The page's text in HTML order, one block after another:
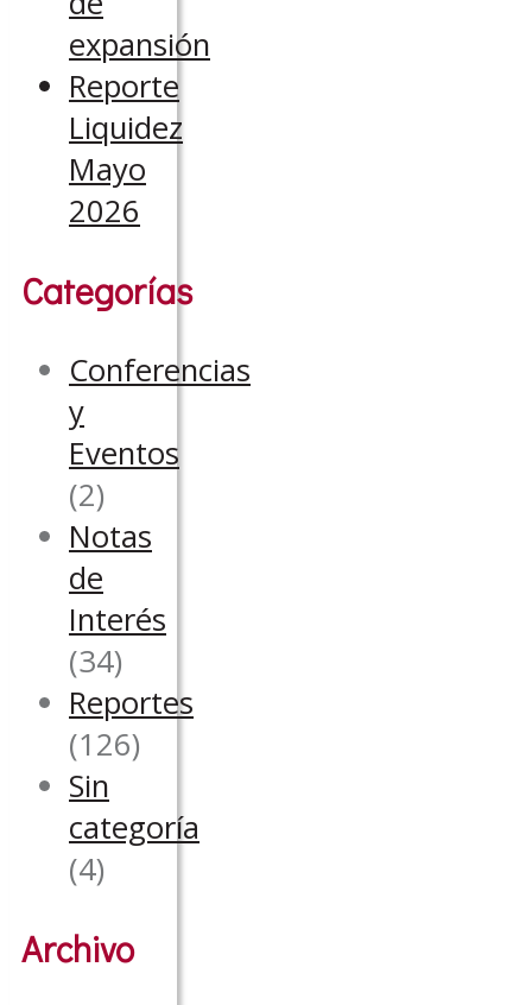
expansión
Reporte
Liquidez
Mayo
2026
Categorías
Conferencias
y
Eventos
(2)
Notas
de
Interés
(34)
Reportes
(126)
Sin
categoría
(4)
Archivo